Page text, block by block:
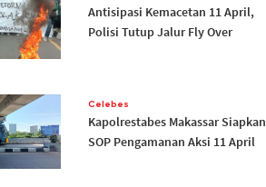
Antisipasi Kemacetan 11 April,
Polisi Tutup Jalur Fly Over
Celebes
Kapolrestabes Makassar Siapkan
SOP Pengamanan Aksi 11 April